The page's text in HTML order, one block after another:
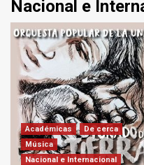
Nacional e
Académicas
De cerca
Música
Nacional e Internacional